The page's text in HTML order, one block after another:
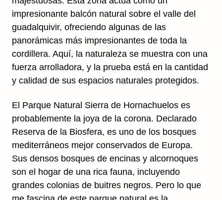
impresionante balcón natural sobre el valle del
guadalquivir, ofreciendo algunas de las
panorámicas más impresionantes de toda la
cordillera. Aquí, la naturaleza se muestra con una
fuerza arrolladora, y la prueba está en la cantidad
y calidad de sus espacios naturales protegidos.
El Parque Natural Sierra de Hornachuelos es
probablemente la joya de la corona. Declarado
Reserva de la Biosfera, es uno de los bosques
mediterráneos mejor conservados de Europa.
Sus densos bosques de encinas y alcornoques
son el hogar de una rica fauna, incluyendo
grandes colonias de buitres negros. Pero lo que